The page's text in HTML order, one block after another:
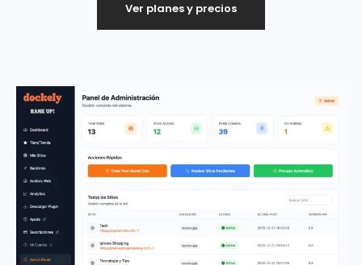
Ver planes y precios